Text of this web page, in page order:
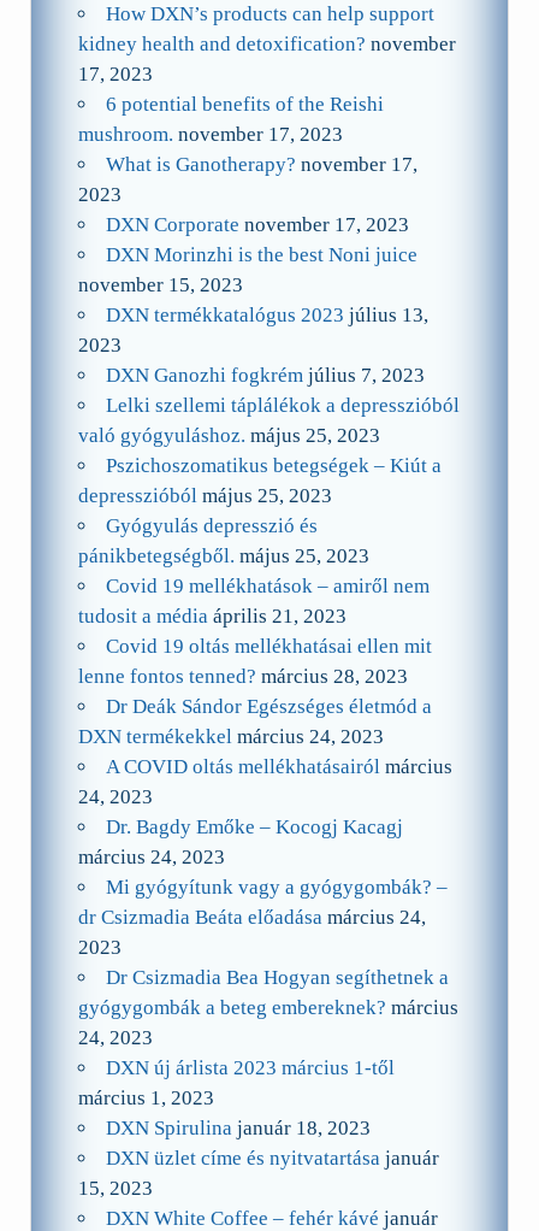
How DXN’s products can help support
kidney health and detoxification? november
17, 2023
6 potential benefits of the Reishi
mushroom. november 17, 2023
What is Ganotherapy? november 17,
2023
DXN Corporate november 17, 2023
DXN Morinzhi is the best Noni juice
november 15, 2023
DXN termékkatalógus 2023 július 13,
2023
DXN Ganozhi fogkrém július 7, 2023
Lelki szellemi táplálékok a depresszióból
való gyógyuláshoz. május 25, 2023
Pszichoszomatikus betegségek – Kiút a
depresszióból május 25, 2023
Gyógyulás depresszió és
pánikbetegségből. május 25, 2023
Covid 19 mellékhatások – amiről nem
tudosit a média április 21, 2023
Covid 19 oltás mellékhatásai ellen mit
lenne fontos tenned? március 28, 2023
Dr Deák Sándor Egészséges életmód a
DXN termékekkel március 24, 2023
A COVID oltás mellékhatásairól március
24, 2023
Dr. Bagdy Emőke – Kocogj Kacagj
március 24, 2023
Mi gyógyítunk vagy a gyógygombák? –
dr Csizmadia Beáta előadása március 24,
2023
Dr Csizmadia Bea Hogyan segíthetnek a
gyógygombák a beteg embereknek? március
24, 2023
DXN új árlista 2023 március 1-től
március 1, 2023
DXN Spirulina január 18, 2023
DXN üzlet címe és nyitvatartása január
15, 2023
DXN White Coffee – fehér kávé január